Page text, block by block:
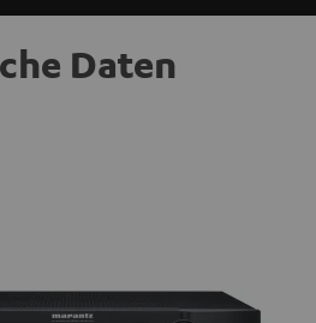
Daten